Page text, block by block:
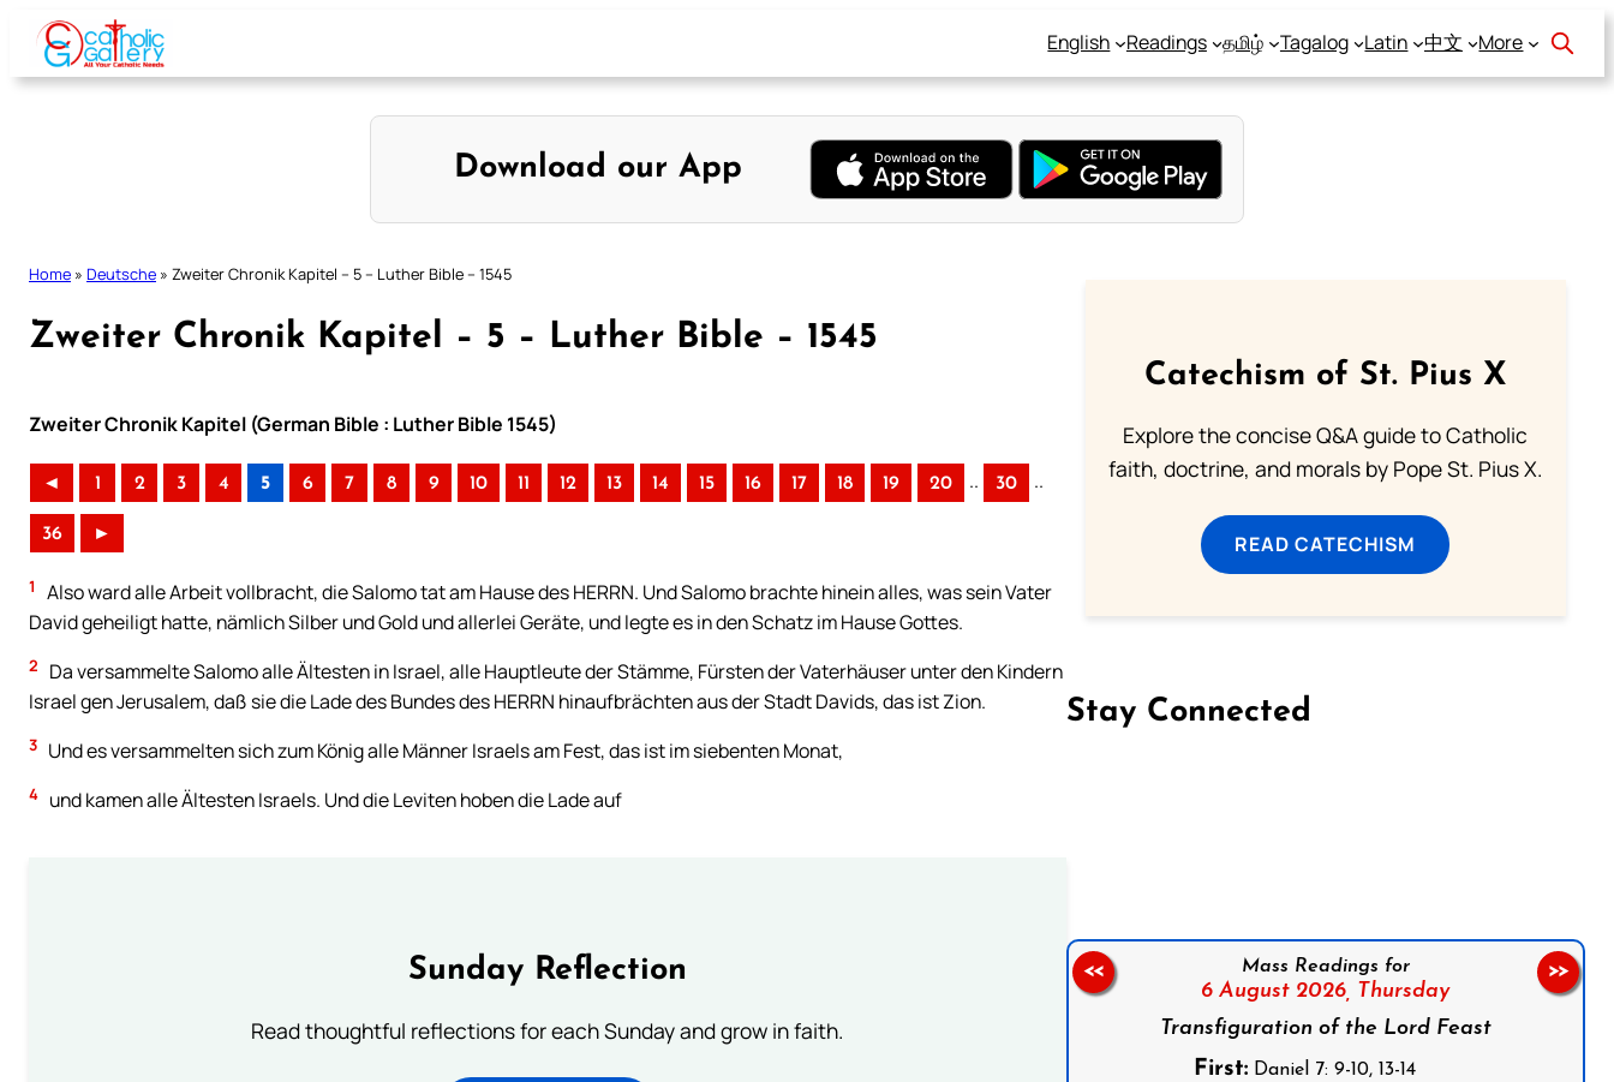
Skip
content
English Readings தமிழ் Tagalog Latin 中文 More
Download our App
Home » Deutsche » Zweiter Chronik Kapitel – 5 – Luther Bible – 1545
Zweiter Chronik Kapitel – 5 – Luther Bible – 1545
Zweiter Chronik Kapitel (German Bible : Luther Bible 1545)
◄ 1 2 3 4 5 6 7 8 9 10 11 12 13 14 15 16 17 18 19 20 .. 30 ..
36 ►
1
Also ward alle Arbeit vollbracht, die Salomo tat am Hause des HERRN. Und Salomo brachte hinein alles, was sein Vater
David geheiligt hatte, nämlich Silber und Gold und allerlei Geräte, und legte es in den Schatz im Hause Gottes.
2
Da versammelte Salomo alle Ältesten in Israel, alle Hauptleute der Stämme, Fürsten der Vaterhäuser unter den Kindern
Israel gen Jerusalem, daß sie die Lade des Bundes des HERRN hinaufbrächten aus der Stadt Davids, das ist Zion.
3 Und es versammelten sich zum König alle Männer Israels am Fest, das ist im siebenten Monat,
4 und kamen alle Ältesten Israels. Und die Leviten hoben die Lade auf
Sunday Reflection
Read thoughtful reflections for each Sunday and grow in faith.
Catechism of St. Pius X
Explore the concise Q&A guide to Catholic
faith, doctrine, and morals by Pope St. Pius X.
READ CATECHISM
Stay Connected
Mass Readings for
6 August 2026, Thursday
Transfiguration of the Lord Feast
First: Daniel 7: 9-10, 13-14
<< >>